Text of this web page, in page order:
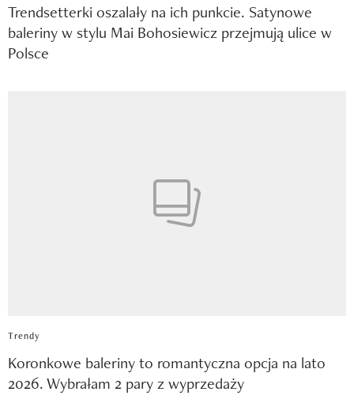
Trendsetterki oszalały na ich punkcie. Satynowe
baleriny w stylu Mai Bohosiewicz przejmują ulice w
Polsce
Trendy
Koronkowe baleriny to romantyczna opcja na lato
2026. Wybrałam 2 pary z wyprzedaży